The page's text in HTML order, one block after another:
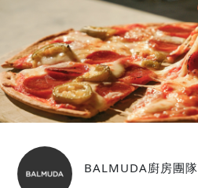
BALMUDA廚房團隊